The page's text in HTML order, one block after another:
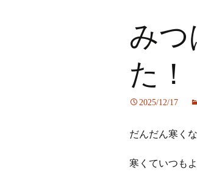
学校生活
イベント
部活動
ミツバチプロ
みつ
た！
2025/12/17
だんだん寒く
寒くていつも